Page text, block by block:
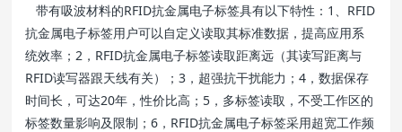
带有吸波材料的RFID抗金属电子标签具有以下特性：1、RFID
抗金属电子标签用户可以自定义读取其标准数据，提高应用系
统效率；2，RFID抗金属电子标签读取距离远（其读写距离与
RFID读写器跟天线有关）；3，超强抗干扰能力；4，数据保存
时间长，可达20年，性价比高；5，多标签读取，不受工作区的
标签数量影响及限制；6，RFID抗金属电子标签采用超宽工作频